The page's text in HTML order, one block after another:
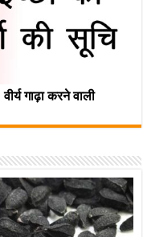
गाढ़ा करने वाली